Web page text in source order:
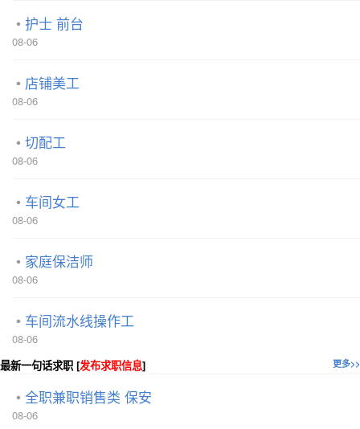
护士 前台
08-06
店铺美工
08-06
切配工
08-06
车间女工
08-06
家庭保洁师
08-06
车间流水线操作工
08-06
更多>>
最新一句话求职 [发布求职信息]
全职兼职销售类 保安
08-06